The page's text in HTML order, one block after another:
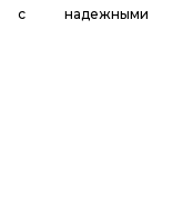
с надежными